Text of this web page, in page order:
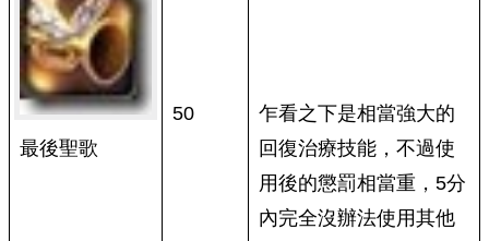
最後聖歌
50
乍看之下是相當強大的
回復治療技能，不過使
用後的懲罰相當重，5分
內完全沒辦法使用其他